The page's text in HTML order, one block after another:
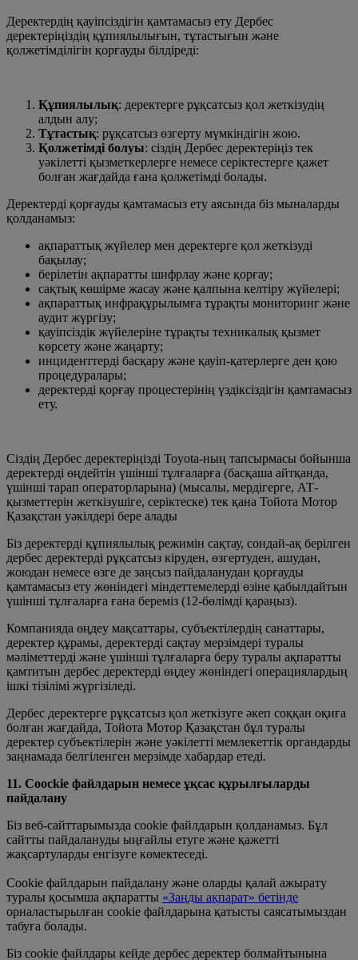
Деректердің қауіпсіздігін қамтамасыз ету Дербес
деректеріңіздің құпиялылығын, тұтастығын және
қолжетімділігін қорғауды білдіреді:
Құпиялылық: деректерге рұқсатсыз қол жеткізудің
алдын алу;
Тұтастық: рұқсатсыз өзгерту мүмкіндігін жою.
Қолжетімді болуы: сіздің Дербес деректеріңіз тек
уәкілетті қызметкерлерге немесе серіктестерге қажет
болған жағдайда ғана қолжетімді болады.
Деректерді қорғауды қамтамасыз ету аясында біз мыналарды
қолданамыз:
ақпараттық жүйелер мен деректерге қол жеткізуді
бақылау;
берілетін ақпаратты шифрлау және қорғау;
сақтық көшірме жасау және қалпына келтіру жүйелері;
ақпараттық инфрақұрылымға тұрақты мониторинг және
аудит жүргізу;
қауіпсіздік жүйелеріне тұрақты техникалық қызмет
көрсету және жаңарту;
инциденттерді басқару және қауіп-қатерлерге ден қою
процедуралары;
деректерді қорғау процестерінің үздіксіздігін қамтамасыз
ету.
Сіздің Дербес деректеріңізді Toyota-ның тапсырмасы бойынша
деректерді өңдейтін үшінші тұлғаларға (басқаша айтқанда,
үшінші тарап операторларына) (мысалы, мердігерге, АТ-
қызметтерін жеткізушіге, серіктеске) тек қана Тойота Мотор
Қазақстан уәкілдері бере алады
Біз деректерді құпиялылық режимін сақтау, сондай-ақ берілген
дербес деректерді рұқсатсыз кіруден, өзгертуден, ашудан,
жоюдан немесе өзге де заңсыз пайдаланудан қорғауды
қамтамасыз ету жөніндегі міндеттемелерді өзіне қабылдайтын
үшінші тұлғаларға ғана береміз (12-бөлімді қараңыз).
Компанияда өңдеу мақсаттары, субъектілердің санаттары,
деректер құрамы, деректерді сақтау мерзімдері туралы
мәліметтерді және үшінші тұлғаларға беру туралы ақпаратты
қамтитын дербес деректерді өңдеу жөніндегі операциялардың
ішкі тізілімі жүргізіледі.
Дербес деректерге рұқсатсыз қол жеткізуге әкеп соққан оқиға
болған жағдайда, Тойота Мотор Қазақстан бұл туралы
деректер субъектілерін және уәкілетті мемлекеттік органдарды
заңнамада белгіленген мерзімде хабардар етеді.
11. Coockie файлдарын немесе ұқсас құрылғыларды
пайдалану
Біз веб-сайттарымызда cookie файлдарын қолданамыз. Бұл
сайтты пайдалануды ыңғайлы етуге және қажетті
жақсартуларды енгізуге көмектеседі.
Cookie файлдарын пайдалану және оларды қалай ажырату
туралы қосымша ақпаратты «Заңды ақпарат» бетінде
орналастырылған cookie файлдарына қатысты саясатымыздан
табуға болады.
Біз cookie файлдары кейде дербес деректер болмайтынына